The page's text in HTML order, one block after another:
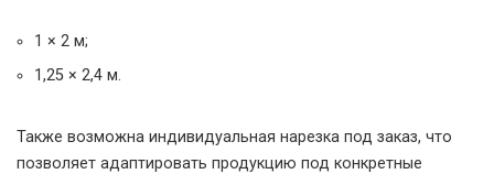
1 × 2 м;
1,25 × 2,4 м.
Также возможна индивидуальная нарезка под заказ, что
позволяет адаптировать продукцию под конкретные